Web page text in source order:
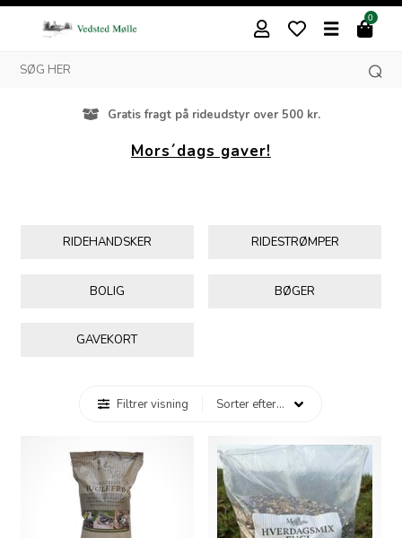
0
Gratis fragt på rideudstyr over 500 kr.
Mors´dags gaver!
RIDEHANDSKER RIDESTRØMPER
BOLIG BØGER
GAVEKORT
Filtrer visning